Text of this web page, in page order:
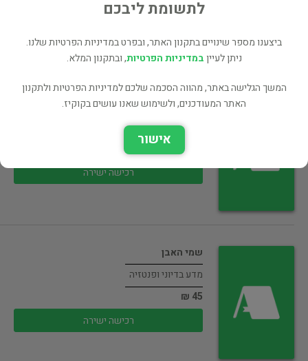
שער האובליסקים
מדע בדיוני ופנטזיה
רכישה ישירה
שמי האבן
מדע בדיוני ופנטזיה
45 ₪
רכישה ישירה
לתשומת ליבכם
ביצענו מספר שינויים בתקנון האתר, ובפרט במדיניות הפרטיות שלנו.
ניתן לעייןבמדיניות הפרטיות, ובתקנון המלא.
המשך הגלישה באתר, מהווה הסכמה שלכם למדיניות הפרטיות ולתקנון
האתר המעודכנים, ולשימוש שאנו עושים בקוקיז.
אישור